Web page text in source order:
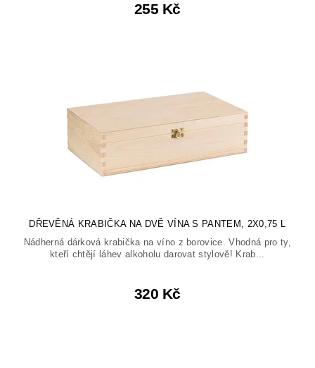
255 Kč
DŘEVĚNÁ KRABIČKA NA DVĚ VÍNA S PANTEM, 2X0,75 L
Nádherná dárková krabička na víno z borovice. Vhodná pro ty,
kteří chtějí láhev alkoholu darovat stylově! Krab...
320 Kč